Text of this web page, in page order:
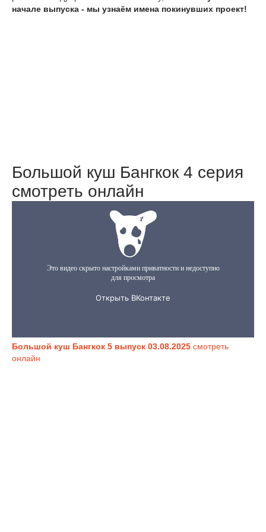
начале выпуска - мы узнаём имена покинувших проект!
Большой куш Бангкок 4 серия
смотреть онлайн
Большой куш Бангкок 5 выпуск 03.08.2025 смотреть
онлайн